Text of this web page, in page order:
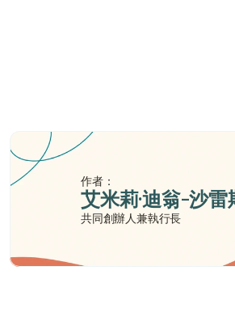
2026年的「實質活動」要求是什麼？
作者：
艾米莉·迪翁-沙雷
共同創辦人兼執行長